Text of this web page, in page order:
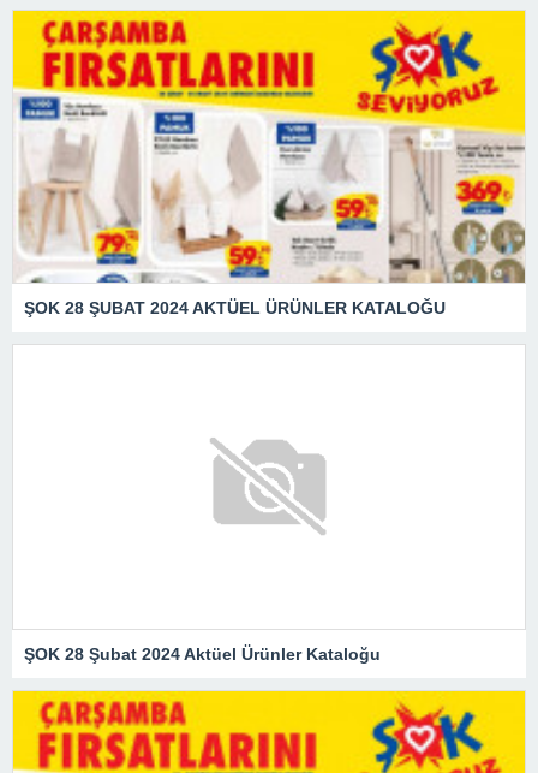
ŞOK 28 ŞUBAT 2024 AKTÜEL ÜRÜNLER KATALOĞU
ŞOK 28 Şubat 2024 Aktüel Ürünler Kataloğu